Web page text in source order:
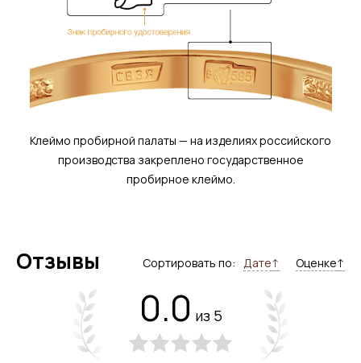
Клеймо пробирной палаты — на изделиях российского
производства закреплено государственное
пробирное клеймо.
Отзывы Сортировать по: Дате↑ Оценке↑
0.0 из 5